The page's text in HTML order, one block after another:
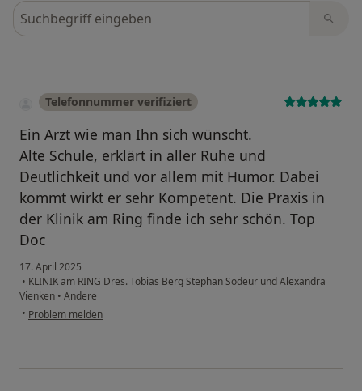
Bewertungen durchsuchen
Telefonnummer verifiziert
Ein Arzt wie man Ihn sich wünscht.
Alte Schule, erklärt in aller Ruhe und
Deutlichkeit und vor allem mit Humor. Dabei
kommt wirkt er sehr Kompetent. Die Praxis in
der Klinik am Ring finde ich sehr schön. Top
Doc
17. April 2025
• KLINIK am RING Dres. Tobias Berg Stephan Sodeur und Alexandra
Vienken • Andere
• Problem melden